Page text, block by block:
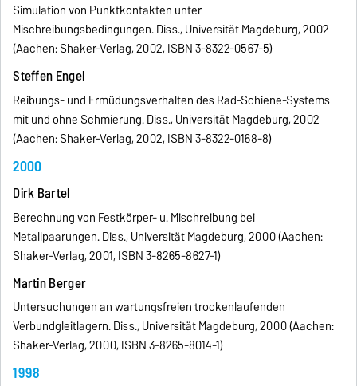
Simulation von Punktkontakten unter
Mischreibungsbedingungen. Diss., Universität Magdeburg, 2002
(Aachen: Shaker-Verlag, 2002, ISBN 3-8322-0567-5)
Steffen Engel
Reibungs- und Ermüdungsverhalten des Rad-Schiene-Systems
mit und ohne Schmierung. Diss., Universität Magdeburg, 2002
(Aachen: Shaker-Verlag, 2002, ISBN 3-8322-0168-8)
2000
Dirk Bartel
Berechnung von Festkörper- u. Mischreibung bei
Metallpaarungen. Diss., Universität Magdeburg, 2000 (Aachen:
Shaker-Verlag, 2001, ISBN 3-8265-8627-1)
Martin Berger
Untersuchungen an wartungsfreien trockenlaufenden
Verbundgleitlagern. Diss., Universität Magdeburg, 2000 (Aachen:
Shaker-Verlag, 2000, ISBN 3-8265-8014-1)
1998